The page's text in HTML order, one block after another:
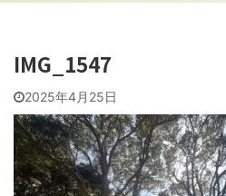
IMG_1547
2025年4月25日